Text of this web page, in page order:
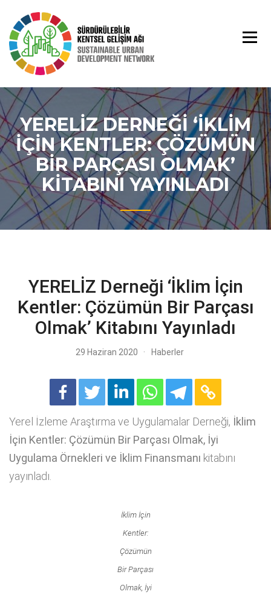
content
YERELİZ DERNEĞI ‘İKLIM
İÇIN KENTLER: ÇÖZÜMÜN
BIR PARÇASI OLMAK’
KITABINI YAYINLADI
YERELİZ Derneği ‘İklim İçin
Kentler: Çözümün Bir Parçası
Olmak’ Kitabını Yayınladı
29 Haziran 2020 Haberler
Yerel İzleme Araştırma ve Uygulamalar Derneği, İklim
İçin Kentler: Çözümün Bir Parçası Olmak, İyi
Uygulama Örnekleri ve İklim Finansmanı kitabını
yayınladı.
İklim İçin
Kentler:
Çözümün
Bir Parçası
Olmak, İyi